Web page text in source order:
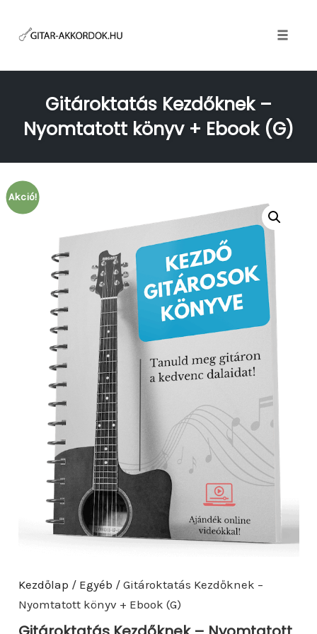
content
Gitároktatás Kezdőknek –
Nyomtatott könyv + Ebook (G)
Akció!
Kezdőlap / Egyéb / Gitároktatás Kezdőknek –
Nyomtatott könyv + Ebook (G)